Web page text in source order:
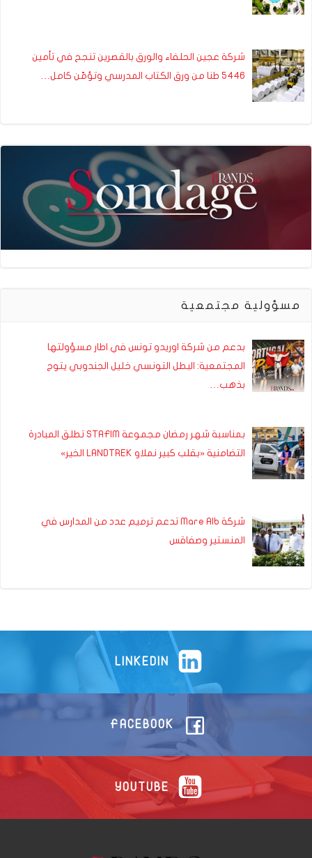
شركة عجين الحلفاء والورق بالقصرين تنجح في تأمين
5446 طنا من ورق الكتاب المدرسي وتؤمّن كامل…
مسؤولية مجتمعية
بدعم من شركة اوريدو تونس في اطار مسؤولتها
المجتمعية: البطل التونسي خليل الجندوبي يتوج
بذهب…
بمناسبة شهر رمضان مجموعة STAFIM تطلق المبادرة
التضامنية «بقلب كبير نملاو LANDTREK الخير»
شركة Mare Alb تدعم ترميم عدد من المدارس في
المنستير وصفاقس
LINKEDIN
FACEBOOK
YOUTUBE